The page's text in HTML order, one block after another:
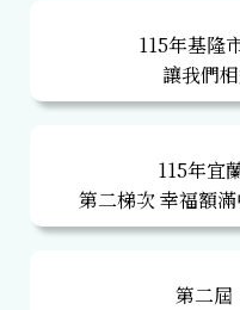
115年基隆
讓我們
115年宜
第二梯次 幸福額
第二屆